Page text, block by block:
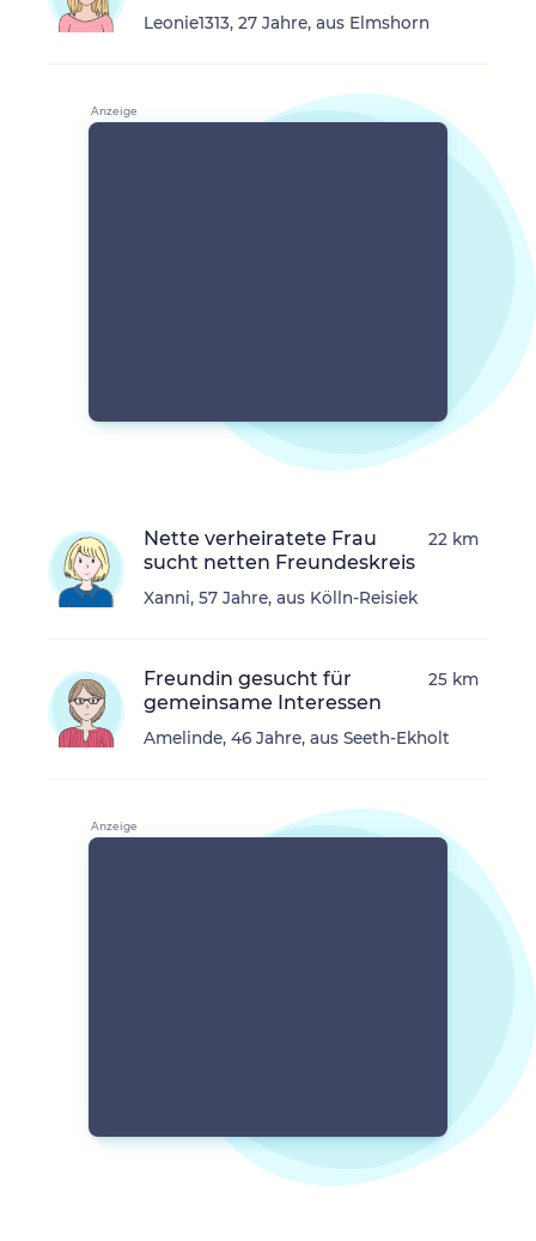
Leonie1313, 27 Jahre, aus Elmshorn
Nette verheiratete Frau
sucht netten Freundeskreis
Xanni, 57 Jahre, aus Kölln-Reisiek
22 km
Freundin gesucht für
gemeinsame Interessen
Amelinde, 46 Jahre, aus Seeth-Ekholt
25 km